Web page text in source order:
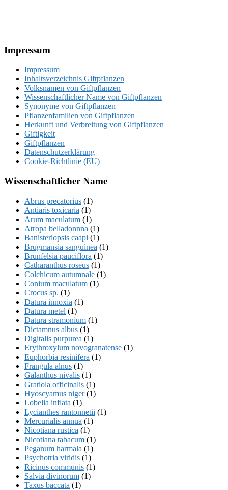
Footer
Impressum
Impressum
Inhaltsverzeichnis Giftpflanzen
Volksnamen von Giftpflanzen
Wissenschaftlicher Name von Giftpflanzen
Synonyme von Giftpflanzen
Pflanzenfamilien von Giftpflanzen
Herkunft und Verbreitung von Giftpflanzen
Giftigkeit
Giftpflanzen
Datenschutzerklärung
Cookie-Richtlinie (EU)
Wissenschaftlicher Name
Abrus precatorius (1)
Antiaris toxicaria (1)
Arum maculatum (1)
Atropa belladonnna (1)
Banisteriopsis caapi (1)
Brugmansia sanguinea (1)
Brunfelsia pauciflora (1)
Catharanthus roseus (1)
Colchicum autumnale (1)
Conium maculatum (1)
Crocus sp. (1)
Datura innoxia (1)
Datura metel (1)
Datura stramonium (1)
Dictamnus albus (1)
Digitalis purpurea (1)
Erythroxylum novogranatense (1)
Euphorbia resinifera (1)
Frangula alnus (1)
Galanthus nivalis (1)
Gratiola officinalis (1)
Hyoscyamus niger(1)
Lobelia inflata (1)
Lycianthes rantonnetii (1)
Mercurialis annua (1)
Nicotiana rustica (1)
Nicotiana tabacum (1)
Peganum harmala (1)
Psychotria viridis (1)
Ricinus communis (1)
Salvia divinorum (1)
Taxus baccata (1)